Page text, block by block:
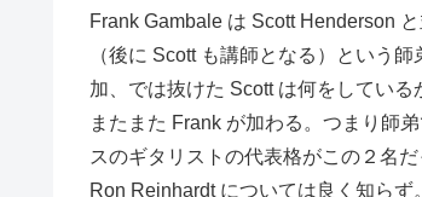
Frank Gambale は Scott Henderson
（後に Scott も講師となる）という
加、では抜けた Scott は何をしてい
またまた Frank が加わる。つまり師
スのギタリストの代表格がこの２名
Ron Reinhardt については良く知らず。